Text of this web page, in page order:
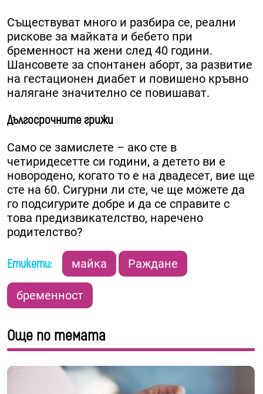
Съществуват много и разбира се, реални
рискове за майката и бебето при
бременност на жени след 40 години.
Шансовете за спонтанен аборт, за развитие
на гестационен диабет и повишено кръвно
налягане значително се повишават.
Дългосрочните грижи
Само се замислете – ако сте в
четиридесетте си години, а детето ви е
новородено, когато то е на двадесет, вие ще
сте на 60. Сигурни ли сте, че ще можете да
го подсигурите добре и да се справите с
това предизвикателство, наречено
родителство?
Етикети: майка Раждане
бременност
Още по темата